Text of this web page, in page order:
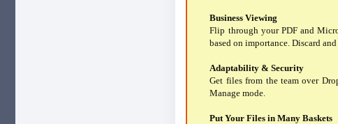
Business Viewing
Flip through your PDF and
based on importance. Discard
Adaptability & Security
Get files from the team over
Manage mode.
Put Your Files in Many Baskets